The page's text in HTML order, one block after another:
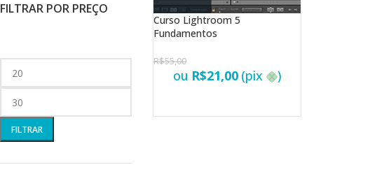
FILTRAR POR PREÇO
FILTRAR
Curso Lightroom 5
Fundamentos
R$55,00
ou R$21,00 (pix )